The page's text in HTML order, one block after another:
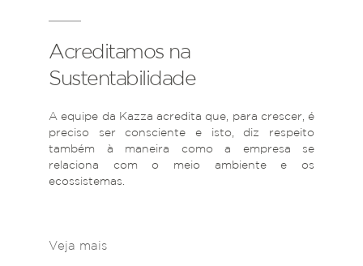
Acreditamos na
Sustentabilidade
A equipe da Kazza acredita que, para crescer, é
preciso ser consciente e isto, diz respeito
também à maneira como a empresa se
relaciona com o meio ambiente e os
ecossistemas.
Veja mais